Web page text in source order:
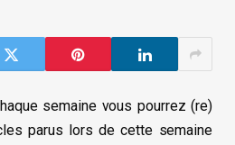
semaine vous pourrez (re)
parus lors de cette semaine